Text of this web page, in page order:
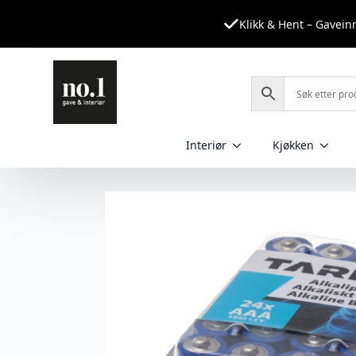
Klikk & Hent –
Interiør Kjøkken